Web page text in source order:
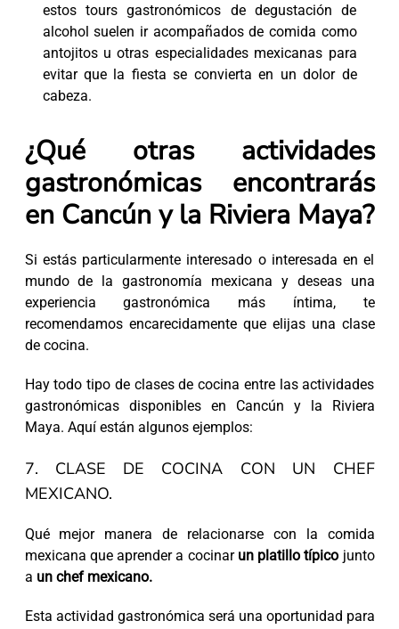
estos tours gastronómicos de degustación de
alcohol suelen ir acompañados de comida como
antojitos u otras especialidades mexicanas para
evitar que la fiesta se convierta en un dolor de
cabeza.
¿Qué otras actividades
gastronómicas encontrarás
en Cancún y la Riviera Maya?
Si estás particularmente interesado o interesada en el
mundo de la gastronomía mexicana y deseas una
experiencia gastronómica más íntima, te
recomendamos encarecidamente que elijas una clase
de cocina.
Hay todo tipo de clases de cocina entre las actividades
gastronómicas disponibles en Cancún y la Riviera
Maya. Aquí están algunos ejemplos:
7. CLASE DE COCINA CON UN CHEF
MEXICANO.
Qué mejor manera de relacionarse con la comida
mexicana que aprender a cocinar un platillo típico junto
a un chef mexicano.
Esta actividad gastronómica será una oportunidad para